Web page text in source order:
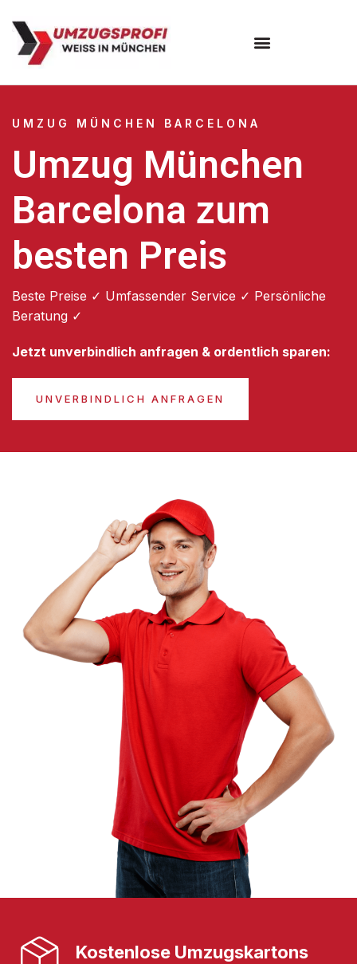
UMZUG MÜNCHEN BARCELONA
Umzug München
Barcelona zum
besten Preis
Beste Preise ✓ Umfassender Service ✓ Persönliche
Beratung ✓
Jetzt unverbindlich anfragen & ordentlich sparen:
UNVERBINDLICH ANFRAGEN
Kostenlose Umzugskartons